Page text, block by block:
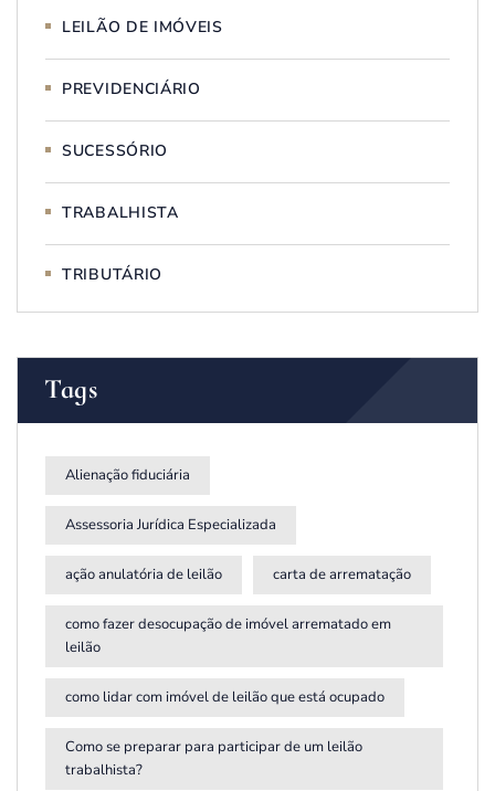
LEILÃO DE IMÓVEIS
PREVIDENCIÁRIO
SUCESSÓRIO
TRABALHISTA
TRIBUTÁRIO
Tags
Alienação fiduciária
Assessoria Jurídica Especializada
ação anulatória de leilão carta de arrematação
como fazer desocupação de imóvel arrematado em
leilão
como lidar com imóvel de leilão que está ocupado
Como se preparar para participar de um leilão
trabalhista?